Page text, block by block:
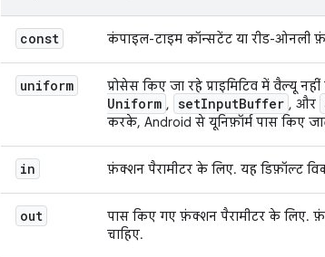
const कंपाइल-टाइम कॉन्सटेंट या रीड-ओनली
uniform प्रोसेस किए जा रहे प्राइमिटिव में वैल्यू
Uniform , setInputBuffer , और
करके, Android से यूनिफ़ॉर्म पास किए
in फ़ंक्शन पैरामीटर के लिए. यह डिफ़ॉल्ट
out
पास किए गए फ़ंक्शन पैरामीटर के लिए.
चाहिए.